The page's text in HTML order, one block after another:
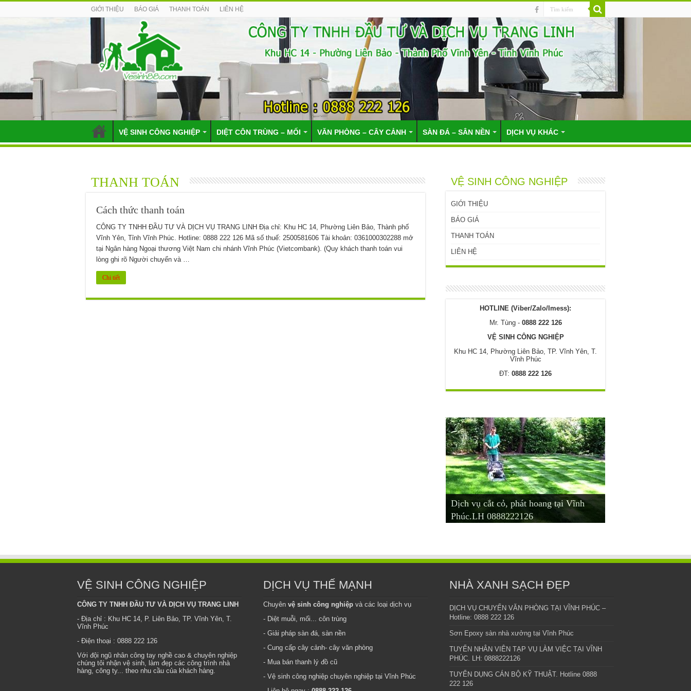
GIỚI THIỆU BÁO GIÁ THANH TOÁN LIÊN HỆ
VỆ SINH CÔNG NGHIỆP DIỆT CÔN TRÙNG – MỐI VĂN PHÒNG – CÂY CẢNH SÀN ĐÁ – SÂN NỀN DỊCH VỤ KHÁC
THANH TOÁN
Cách thức thanh toán
CÔNG TY TNHH ĐẦU TƯ VÀ DỊCH VỤ TRANG LINH Địa chỉ: Khu HC 14, Phường Liên Bảo, Thành phố
Vĩnh Yên, Tỉnh Vĩnh Phúc. Hotline: 0888 222 126 Mã số thuế: 2500581606 Tài khoản: 0361000302288 mở
tại Ngân hàng Ngoại thương Việt Nam chi nhánh Vĩnh Phúc (Vietcombank). (Quy khách thanh toán vui
lòng ghi rõ Người chuyển và …
Chi tiết
VỆ SINH CÔNG NGHIỆP
GIỚI THIỆU
BÁO GIÁ
THANH TOÁN
LIÊN HỆ
HOTLINE (Viber/Zalo/Imess):
Mr. Tùng - 0888 222 126
VỆ SINH CÔNG NGHIỆP
Khu HC 14, Phường Liên Bảo, TP. Vĩnh Yên, T.
Vĩnh Phúc
ĐT: 0888 222 126
Dịch vụ cắt cỏ, phát hoang tại Vĩnh
Phúc.LH 0888222126
Dịch vụ cắt cỏ tại Vĩnh Yên – Bình
Xuyên- Phúc Yên. LH 0888 222 126
Dịch vụ cho thuê cây văn phòng tại
Vĩnh Phúc.LH 0888 222 126.
Mua bán cây văn phòng tại Vĩnh Phúc
– LH: 0888222126
Cho thuê cây cảnh, văn phòng tại Vĩnh
Phúc
VỆ SINH CÔNG NGHIỆP
CÔNG TY TNHH ĐẦU TƯ VÀ DỊCH VỤ TRANG LINH
- Địa chỉ : Khu HC 14, P. Liên Bảo, TP. Vĩnh Yên, T.
Vĩnh Phúc
- Điện thoại : 0888 222 126
Với đội ngũ nhân công tay nghề cao & chuyên nghiệp
chúng tôi nhận vệ sinh, làm đẹp các công trình nhà
hàng, công ty... theo nhu cầu của khách hàng.
DỊCH VỤ THẾ MẠNH
Chuyên vệ sinh công nghiệpvà các loại dịch vụ
- Diệt muỗi, mối... côn trùng
- Giải pháp sàn đá, sàn nền
- Cung cấp cây cảnh- cây văn phòng
- Mua bán thanh lý đồ cũ
- Vệ sinh công nghiệp chuyên nghiệp tại Vĩnh Phúc
NHÀ XANH SẠCH ĐẸP
DỊCH VỤ CHUYỂN VĂN PHÒNG TẠI VĨNH PHÚC –
Hotline: 0888 222 126
Sơn Epoxy sàn nhà xưởng tại Vĩnh Phúc
TUYỂN NHÂN VIÊN TẠP VỤ LÀM VIỆC TẠI VĨNH
PHÚC. LH: 0888222126
TUYỂN DỤNG CÁN BỘ KỸ THUẬT. Hotline 0888
222 126